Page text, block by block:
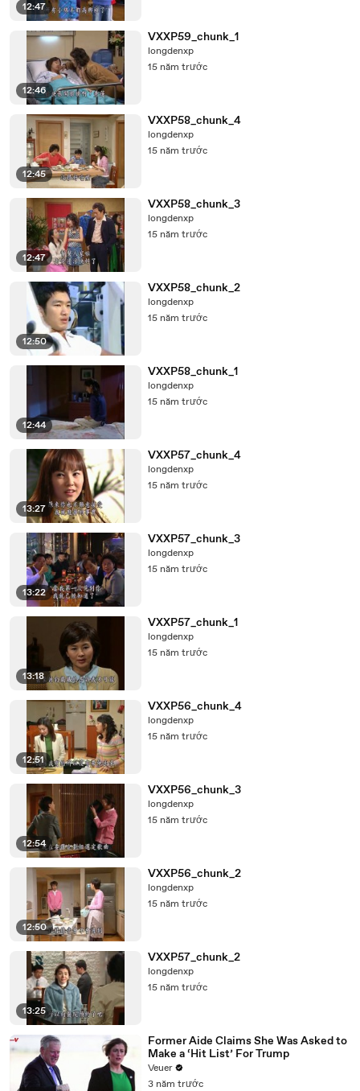
12:47
12:46
VXXP59_chunk_1
longdenxp
15 năm trước
12:45
VXXP58_chunk_4
longdenxp
15 năm trước
12:47
VXXP58_chunk_3
longdenxp
15 năm trước
12:50
VXXP58_chunk_2
longdenxp
15 năm trước
12:44
VXXP58_chunk_1
longdenxp
15 năm trước
13:27
VXXP57_chunk_4
longdenxp
15 năm trước
13:22
VXXP57_chunk_3
longdenxp
15 năm trước
13:18
VXXP57_chunk_1
longdenxp
15 năm trước
12:51
VXXP56_chunk_4
longdenxp
15 năm trước
12:54
VXXP56_chunk_3
longdenxp
15 năm trước
12:50
VXXP56_chunk_2
longdenxp
15 năm trước
13:25
VXXP57_chunk_2
longdenxp
15 năm trước
Former Aide Claims She Was Asked to
Make a ‘Hit List’ For Trump
Veuer
3 năm trước